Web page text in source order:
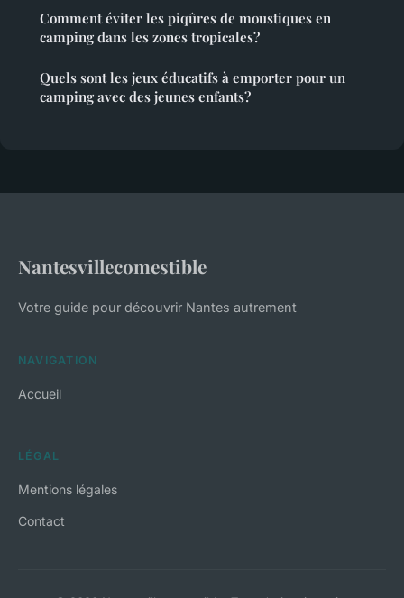
Comment éviter les piqûres de moustiques en
camping dans les zones tropicales?
Quels sont les jeux éducatifs à emporter pour un
camping avec des jeunes enfants?
Nantesvillecomestible
Votre guide pour découvrir Nantes autrement
NAVIGATION
Accueil
LÉGAL
Mentions légales
Contact